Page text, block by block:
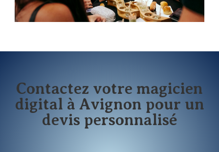
Contactez votre magicien
digital à Avignon pour un
devis personnalisé